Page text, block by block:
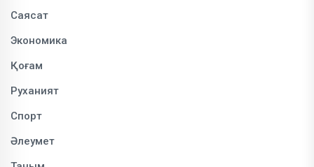
Саясат
Экономика
Қоғам
Руханият
Спорт
Әлеумет